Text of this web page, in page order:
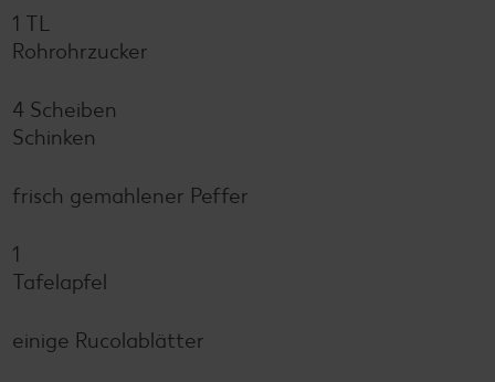
1 TL
Rohrohrzucker
4 Scheiben
Schinken
frisch gemahlener Peffer
1
Tafelapfel
einige Rucolablätter